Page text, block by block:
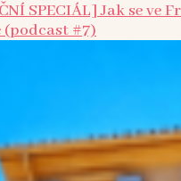
SPECIÁL] Jak se ve
(podcast #7)